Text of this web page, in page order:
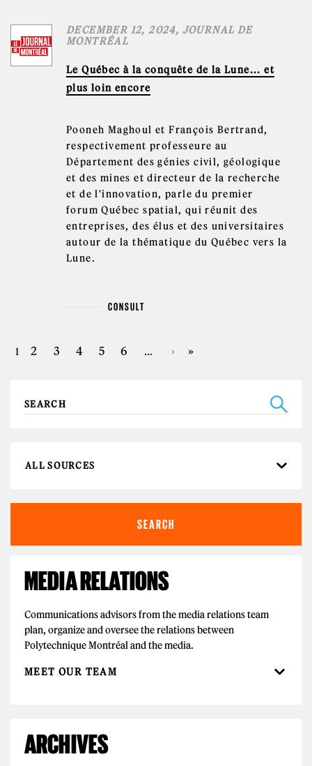
DECEMBER 12, 2024, JOURNAL DE
MONTRÉAL
Le Québec à la conquête de la Lune... et
plus loin encore
Pooneh Maghoul et François Bertrand,
respectivement professeure au
Département des génies civil, géologique
et des mines et directeur de la recherche
et de l'innovation, parle du premier
forum Québec spatial, qui réunit des
entreprises, des élus et des universitaires
autour de la thématique du Québec vers la
Lune.
CONSULT
PAGES
1 2 3 4 5 6 … › »
MEDIA RELATIONS
Communications advisors from the media relations team
plan, organize and oversee the relations between
Polytechnique Montréal and the media.
MEET OUR TEAM
ARCHIVES